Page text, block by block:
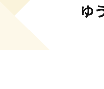
ゆ